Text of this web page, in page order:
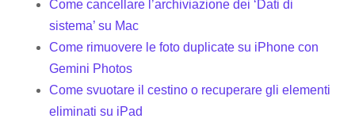
Come cancellare l’archiviazione dei ‘Dati di
sistema’ su Mac
Come rimuovere le foto duplicate su iPhone con
Gemini Photos
Come svuotare il cestino o recuperare gli elementi
eliminati su iPad